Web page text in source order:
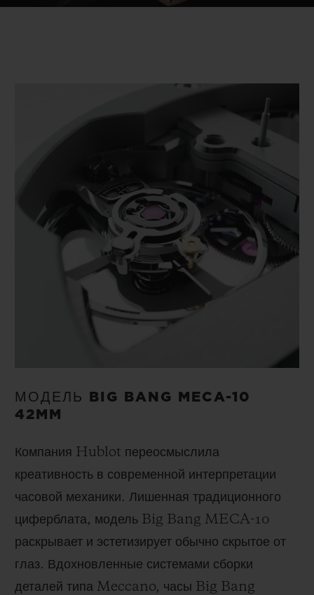
МОДЕЛЬ BIG BANG MECA-10
42MM
Компания Hublot переосмыслила
креативность в современной интерпретации
часовой механики. Лишенная традиционного
циферблата, модель Big Bang MECA-10
раскрывает и эстетизирует обычно скрытое от
глаз. Вдохновленные системами сборки
деталей типа Meccano, часы Big Bang